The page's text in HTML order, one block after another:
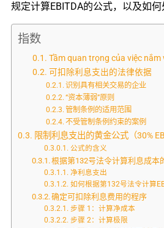
规定计算EBITDA的公式，以及如
指数
Tầm quan trọng của việc
可扣除利息支出的法律依据
识别具有相关交易的企业
“资本薄弱”原则
管制条例的适用范围
不受管制条例约束的案例
限制利息支出的黄金公式（30%
公式的含义
根据第132号法令计算利息成本
净利息支出
如何根据第132号法令计算
确定可扣除利息费用的程序
步骤 1：计算净成本
步骤 2：计算极限